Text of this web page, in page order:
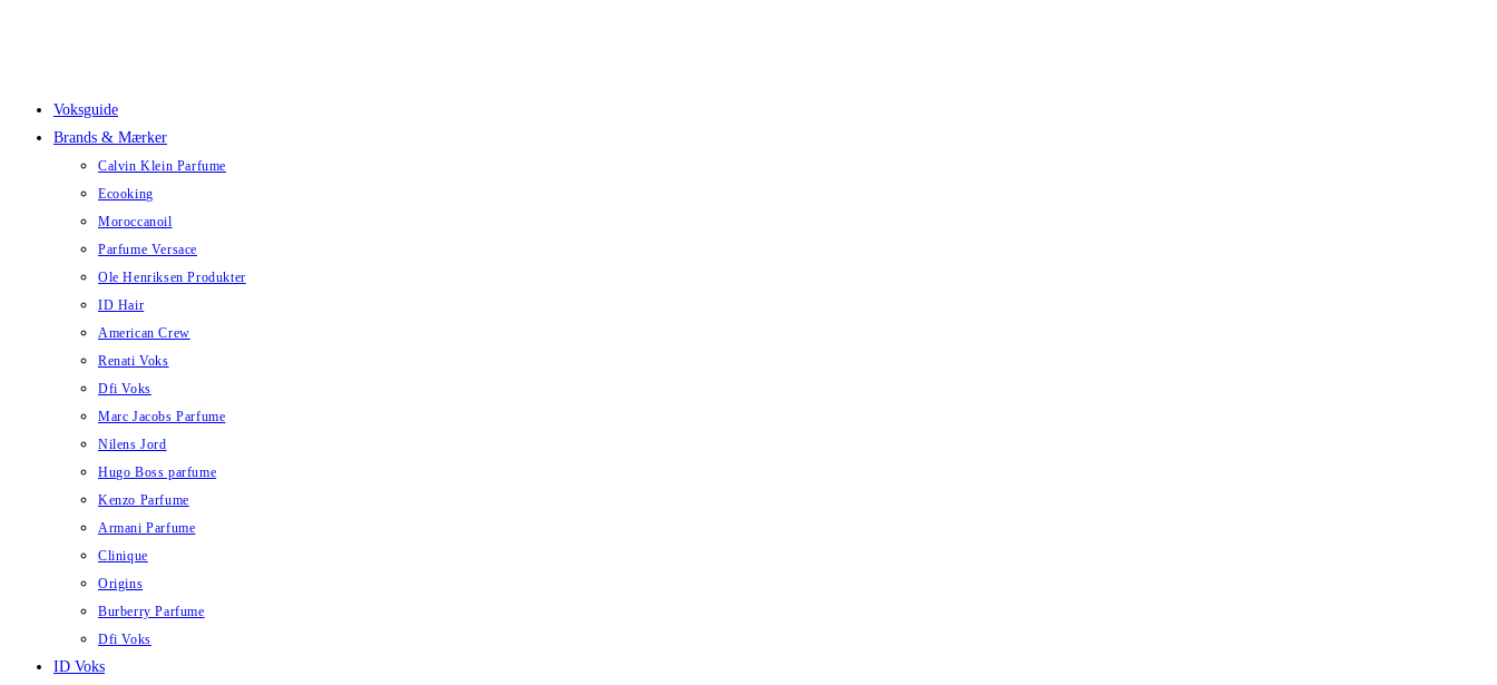
Voksguide
Brands & Mærker
Calvin Klein Parfume
Ecooking
Moroccanoil
Parfume Versace
Ole Henriksen Produkter
ID Hair
American Crew
Renati Voks
Dfi Voks
Marc Jacobs Parfume
Nilens Jord
Hugo Boss parfume
Kenzo Parfume
Armani Parfume
Clinique
Origins
Burberry Parfume
Dfi Voks
ID Voks